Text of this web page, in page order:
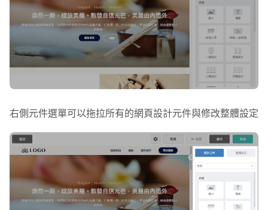
雙欄設計
三欄設計
四欄設計
Youtube
Google 地圖
二、特殊排版
Z 左右圖文
表格
右側元件選單可以拖拉所有的網頁設計元件與修改整體設定